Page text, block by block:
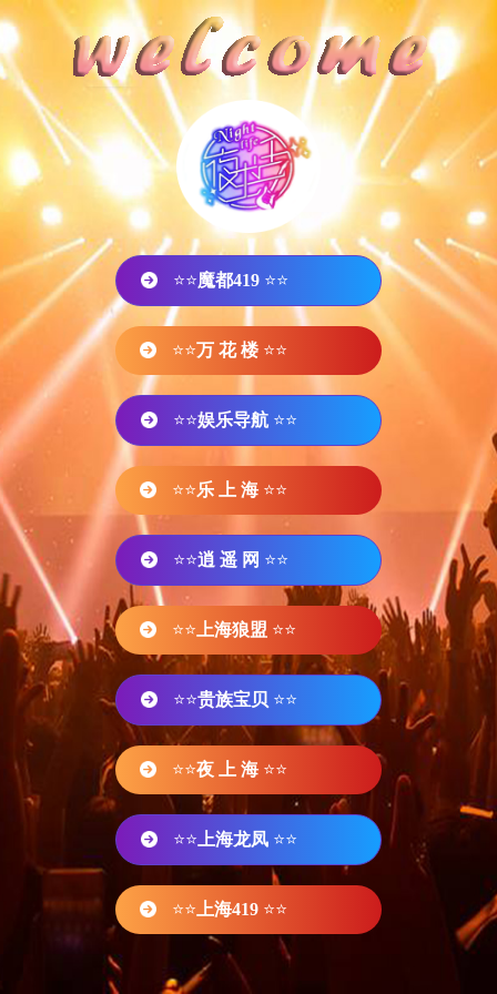
⭐⭐魔都419 ⭐⭐
⭐⭐万 花 楼 ⭐⭐
⭐⭐娱乐导航 ⭐⭐
⭐⭐乐 上 海 ⭐⭐
⭐⭐逍 遥 网 ⭐⭐
⭐⭐ 上海狼盟 ⭐⭐
⭐⭐贵族宝贝 ⭐⭐
⭐⭐夜 上 海 ⭐⭐
⭐⭐ 上海龙凤 ⭐⭐
⭐⭐ 上海419 ⭐⭐